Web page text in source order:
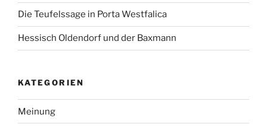
Die Teufelssage in Porta Westfalica
Hessisch Oldendorf und der Baxmann
KATEGORIEN
Meinung